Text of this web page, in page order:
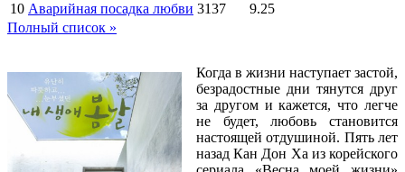
10 Аварийная посадка любви 3137
9.25
Полный список »
Когда в жизни наступает застой,
безрадостные дни тянутся друг
за другом и кажется, что легче
не будет, любовь становится
настоящей отдушиной. Пять лет
назад Кан Дон Ха из корейского